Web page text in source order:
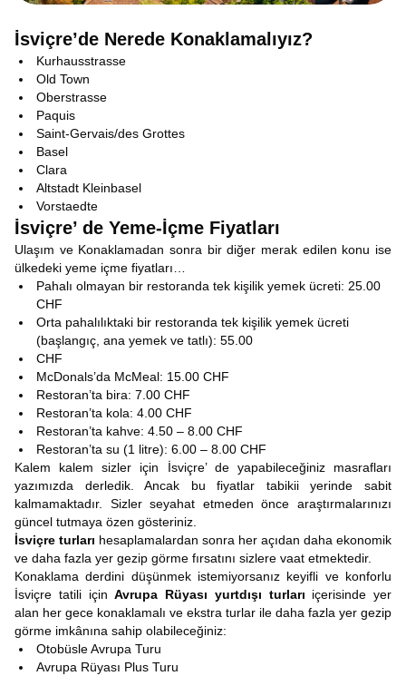
İsviçre’de Nerede Konaklamalıyız?
Kurhausstrasse
Old Town
Oberstrasse
Paquis
Saint-Gervais/des Grottes
Basel
Clara
Altstadt Kleinbasel
Vorstaedte
İsviçre’ de Yeme-İçme Fiyatları
Ulaşım ve Konaklamadan sonra bir diğer merak edilen konu ise
ülkedeki yeme içme fiyatları…
Pahalı olmayan bir restoranda tek kişilik yemek ücreti: 25.00
CHF
Orta pahalılıktaki bir restoranda tek kişilik yemek ücreti
(başlangıç, ana yemek ve tatlı): 55.00
CHF
McDonals’da McMeal: 15.00 CHF
Restoran’ta bira: 7.00 CHF
Restoran’ta kola: 4.00 CHF
Restoran’ta kahve: 4.50 – 8.00 CHF
Restoran’ta su (1 litre): 6.00 – 8.00 CHF
Kalem kalem sizler için İsviçre’ de yapabileceğiniz masrafları
yazımızda derledik. Ancak bu fiyatlar tabikii yerinde sabit
kalmamaktadır. Sizler seyahat etmeden önce araştırmalarınızı
güncel tutmaya özen gösteriniz.
İsviçre turları hesaplamalardan sonra her açıdan daha ekonomik
ve daha fazla yer gezip görme fırsatını sizlere vaat etmektedir.
Konaklama derdini düşünmek istemiyorsanız keyifli ve konforlu
İsviçre tatili içinAvrupa Rüyası yurtdışı turları içerisinde yer
alan her gece konaklamalı ve ekstra turlar ile daha fazla yer gezip
görme imkânına sahip olabileceğiniz:
Otobüsle Avrupa Turu
Avrupa Rüyası Plus Turu